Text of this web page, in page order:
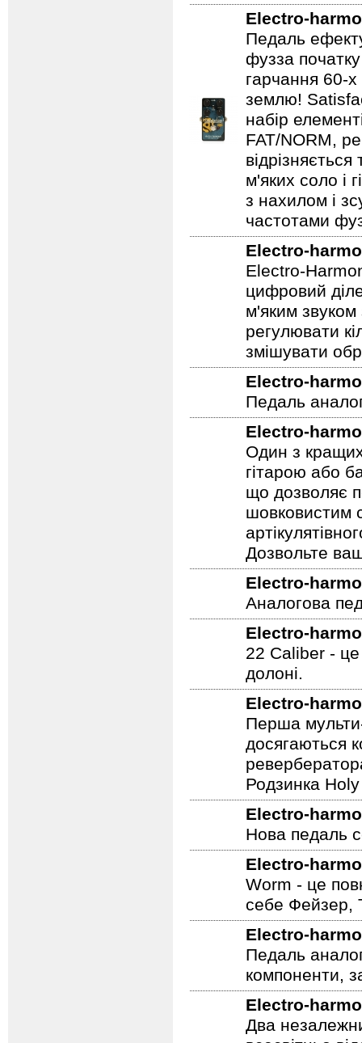
Electro-
Педаль
фузза
гарчання 60-
землю!
набір
FAT/NORM,
м'яких соло і
з нахилом і
частотами
Electro-
Electro-
цифровий
м'яким
регулювати
змішувати
Electro-
Педаль
Electro-
Один з
гітарою або
що дозволяє
шовковистим
Дозвольте
Electro-
Аналогова
Electro-
22 Caliber - це
долоні.
Electro-
Перша
досягаються
Родзинка
Electro-
Нова педаль
Electro-
Worm - це
себе Фейзер,
Electro-
Педаль
компоненти,
Electro-
Два